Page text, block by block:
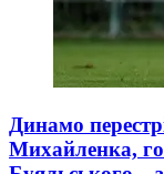
Динамо
Михайленка,